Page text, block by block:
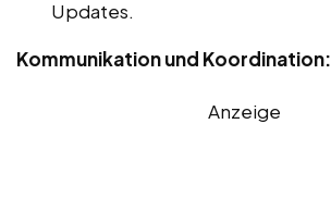
Updates.
Kommunikation und Koordination:
Anzeige